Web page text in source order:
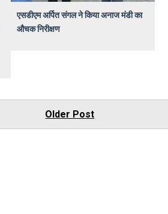
एसडीएम अर्पित संगल ने किया अनाज मंडी का
औचक निरीक्षण
Older Post